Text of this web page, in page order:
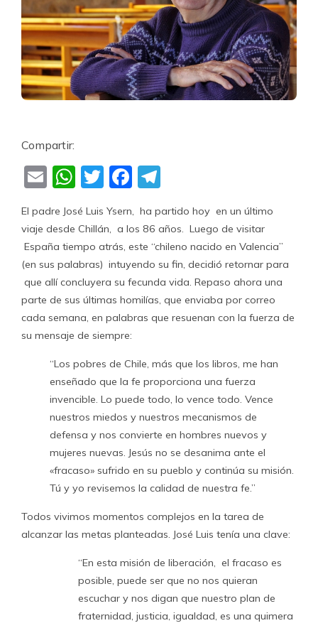
Compartir:
EmailWhatsApp
TwitterFacebook
El padre José Luis Ysern, ha partido hoy en un último
viaje desde Chillán, a los 86 años. Luego de visitar
España tiempo atrás, este “chileno nacido en Valencia”
(en sus palabras) intuyendo su fin, decidió retornar para
que allí concluyera su fecunda vida. Repaso ahora una
parte de sus últimas homilías, que enviaba por correo
cada semana, en palabras que resuenan con la fuerza de
su mensaje de siempre:
“Los pobres de Chile, más que los libros, me han
enseñado que la fe proporciona una fuerza
invencible. Lo puede todo, lo vence todo. Vence
nuestros miedos y nuestros mecanismos de
defensa y nos convierte en hombres nuevos y
mujeres nuevas. Jesús no se desanima ante el
«fracaso» sufrido en su pueblo y continúa su misión.
Tú y yo revisemos la calidad de nuestra fe.”
Todos vivimos momentos complejos en la tarea de
alcanzar las metas planteadas. José Luis tenía una clave:
“En esta misión de liberación, el fracaso es
posible, puede ser que no nos quieran
escuchar y nos digan que nuestro plan de
fraternidad, justicia, igualdad, es una quimera